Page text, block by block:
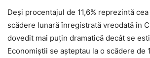
Deși procentajul de 11,6% reprezintă
scădere lunară înregistrată vreodată în
dovedit mai puțin dramatică decât se
Economiștii se așteptau la o scădere de